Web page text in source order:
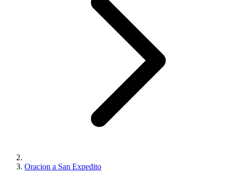
Oracion a San Expedito